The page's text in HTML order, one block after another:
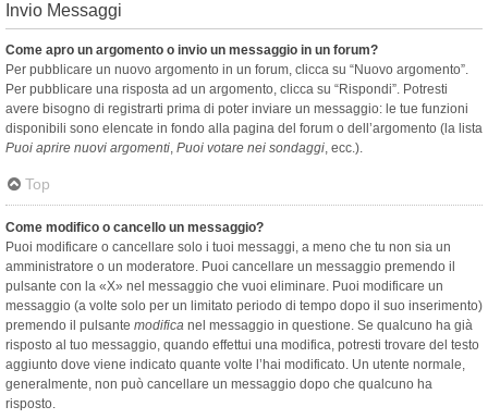
Invio Messaggi
Come apro un argomento o invio un messaggio in un forum?
Per pubblicare un nuovo argomento in un forum, clicca su “Nuovo argomento”.
Per pubblicare una risposta ad un argomento, clicca su “Rispondi”. Potresti
avere bisogno di registrarti prima di poter inviare un messaggio: le tue funzioni
disponibili sono elencate in fondo alla pagina del forum o dell’argomento (la lista
Puoi aprire nuovi argomenti, Puoi votare nei sondaggi, ecc.).
Top
Come modifico o cancello un messaggio?
Puoi modificare o cancellare solo i tuoi messaggi, a meno che tu non sia un
amministratore o un moderatore. Puoi cancellare un messaggio premendo il
pulsante con la «X» nel messaggio che vuoi eliminare. Puoi modificare un
messaggio (a volte solo per un limitato periodo di tempo dopo il suo inserimento)
premendo il pulsante modifica nel messaggio in questione. Se qualcuno ha già
risposto al tuo messaggio, quando effettui una modifica, potresti trovare del testo
aggiunto dove viene indicato quante volte l’hai modificato. Un utente normale,
generalmente, non può cancellare un messaggio dopo che qualcuno ha
risposto.